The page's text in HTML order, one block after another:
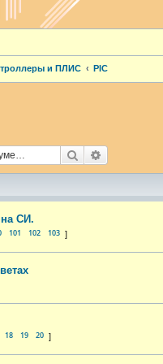
и ПЛИС PIC
Поиск
СИ.
101 102 103
18 19 20